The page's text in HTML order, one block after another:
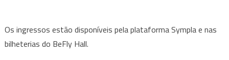
Os ingressos estão disponíveis pela plataforma Sympla e nas
bilheterias do BeFly Hall.